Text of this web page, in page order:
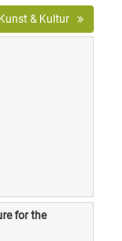
& Kultur
for the